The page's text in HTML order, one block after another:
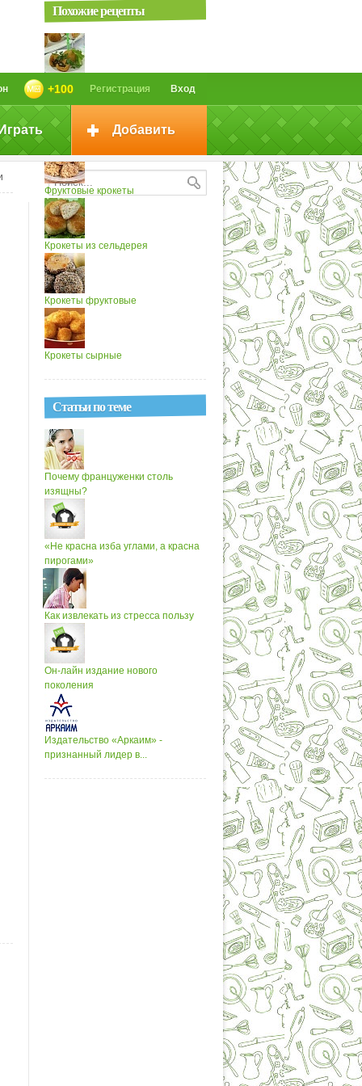
Вход
Регистрация
+100
Добавить
Похожие рецепты
Картoфельные крокеты
Фруктовые крокеты
Крокеты из сельдерея
Крокеты фруктовые
Крокеты сырные
Статьи по теме
Почему француженки столь
изящны?
«Не красна изба углами, а красна
пирогами»
Как извлекать из стресса пользу
Он-лайн издание нового
поколения
Издательство «Аркаим» -
признанный лидер в...